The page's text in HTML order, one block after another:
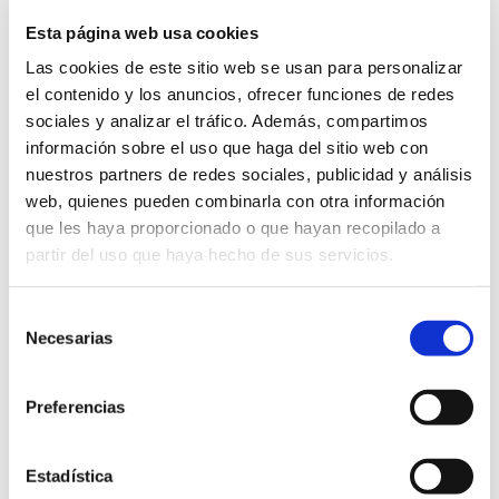
Esta página web usa cookies
Las cookies de este sitio web se usan para personalizar
el contenido y los anuncios, ofrecer funciones de redes
sociales y analizar el tráfico. Además, compartimos
información sobre el uso que haga del sitio web con
nuestros partners de redes sociales, publicidad y análisis
web, quienes pueden combinarla con otra información
que les haya proporcionado o que hayan recopilado a
partir del uso que haya hecho de sus servicios.
Necesarias
Preferencias
Estadística
Exposición "De temor i seda, les talaies de la costa"
01/08/2024 al 29/09/2024
Exposición simultanea en dos salas: - Museo Arqueológico
Soler Blasco - Biblioteca Centro Histórico
Exposiciones Precio Gratuito